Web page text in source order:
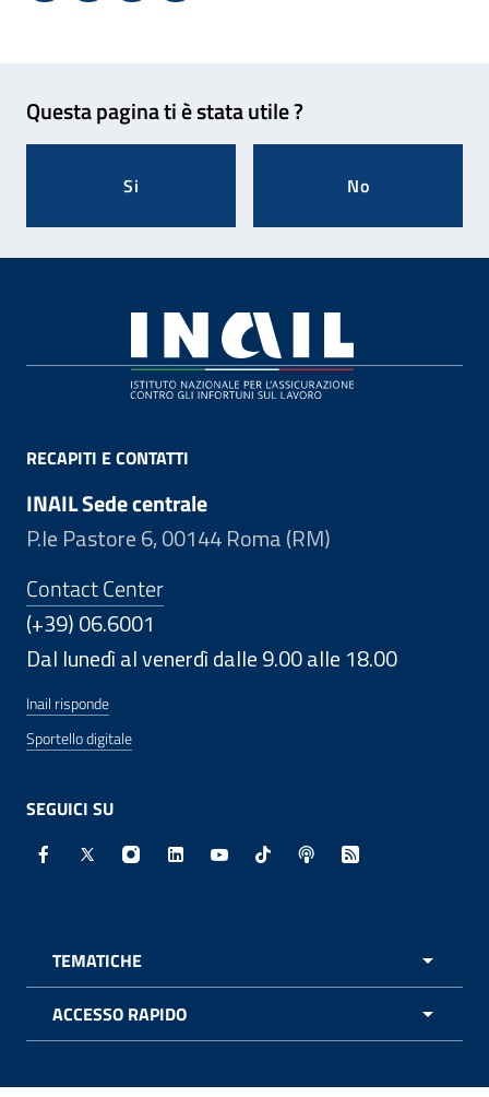
Questa pagina ti è stata utile ?
Si No
RECAPITI E CONTATTI
INAIL Sede centrale
P.le Pastore 6, 00144 Roma (RM)
Contact Center
(+39) 06.6001
Dal lunedì al venerdì dalle 9.00 alle 18.00
Inail risponde
Sportello digitale
SEGUICI SU
Facebook - Sito esterno - Apertura in nuova finestra
X - Sito esterno - Apertura in nuova finestra
Instagram - Sito esterno - Apertura in
Linkedin - Sito esterno - Apertura in
Youtube - Sito esterno -
TikTok - Sito esterno -
Spreaker - Sito
Feed RSS -
TEMATICHE
ACCESSO RAPIDO